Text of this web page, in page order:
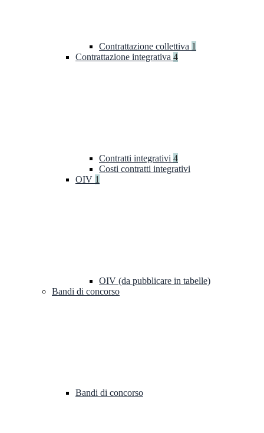
Contrattazione collettiva 1
Contrattazione integrativa 4
Contratti integrativi 4
Costi contratti integrativi
OIV 1
OIV (da pubblicare in tabelle)
Bandi di concorso
Bandi di concorso